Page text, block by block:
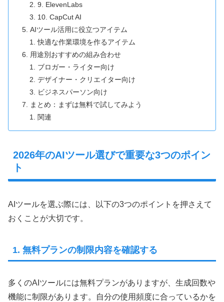
9. ElevenLabs
10. CapCut AI
AIツール活用に役立つアイテム
快適な作業環境を作るアイテム
用途別おすすめの組み合わせ
ブロガー・ライター向け
デザイナー・クリエイター向け
ビジネスパーソン向け
まとめ：まずは無料で試してみよう
関連
2026年のAIツール選びで重要な3つのポイン
ト
AIツールを選ぶ際には、以下の3つのポイントを押さえて
おくことが大切です。
1. 無料プランの制限内容を確認する
多くのAIツールには無料プランがありますが、生成回数や
機能に制限があります。自分の使用頻度に合っているかを